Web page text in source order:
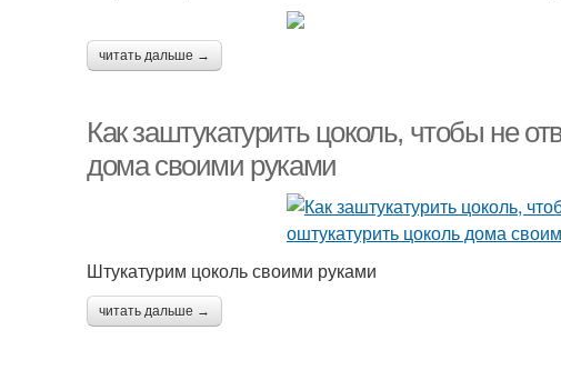
читать дальше →
Как заштукатурить цоколь, чтобы не
дома своими руками
Штукатурим цоколь своими руками
читать дальше →